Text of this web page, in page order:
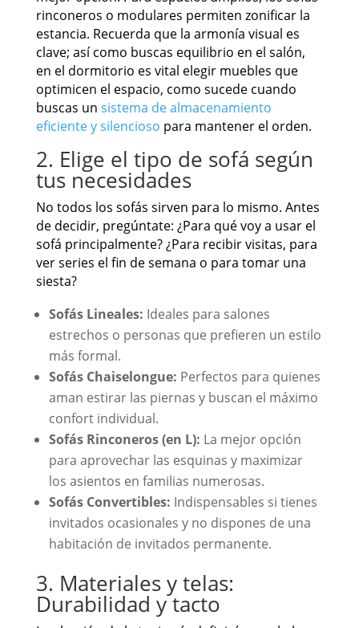
rinconeros o modulares permiten zonificar la
estancia. Recuerda que la armonía visual es
clave; así como buscas equilibrio en el salón,
en el dormitorio es vital elegir muebles que
optimicen el espacio, como sucede cuando
buscas un sistema de almacenamiento
eficiente y silencioso para mantener el orden.
2. Elige el tipo de sofá según
tus necesidades
No todos los sofás sirven para lo mismo. Antes
de decidir, pregúntate: ¿Para qué voy a usar el
sofá principalmente? ¿Para recibir visitas, para
ver series el fin de semana o para tomar una
siesta?
Sofás Lineales: Ideales para salones
estrechos o personas que prefieren un estilo
más formal.
Sofás Chaiselongue: Perfectos para quienes
aman estirar las piernas y buscan el máximo
confort individual.
Sofás Rinconeros (en L): La mejor opción
para aprovechar las esquinas y maximizar
los asientos en familias numerosas.
Sofás Convertibles: Indispensables si tienes
invitados ocasionales y no dispones de una
habitación de invitados permanente.
3. Materiales y telas:
Durabilidad y tacto